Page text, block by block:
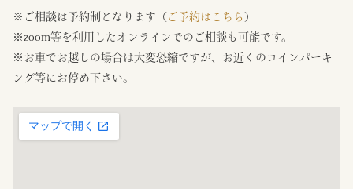
※ご相談は予約制となります（ ご予約はこちら ）
※zoom等を利用したオンラインでのご相談も可能です。
※お車でお越しの場合は大変恐縮ですが、お近くのコインパーキ
ング等にお停め下さい。